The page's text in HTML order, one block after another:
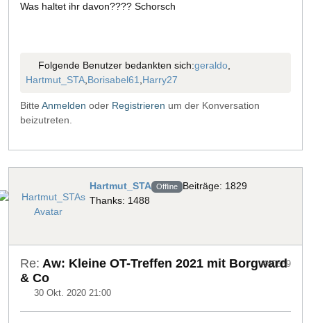
Was haltet ihr davon???? Schorsch
Folgende Benutzer bedankten sich:geraldo,
Hartmut_STA Borisabel61 Harry27
Bitte Anmelden oder Registrieren um der Konversation
beizutreten.
Hartmut_STA Offline Beiträge: 1829
Thanks: 1488
Re: Aw: Kleine OT-Treffen 2021 mit Borgward
& Co
30 Okt. 2020 21:00
#40689